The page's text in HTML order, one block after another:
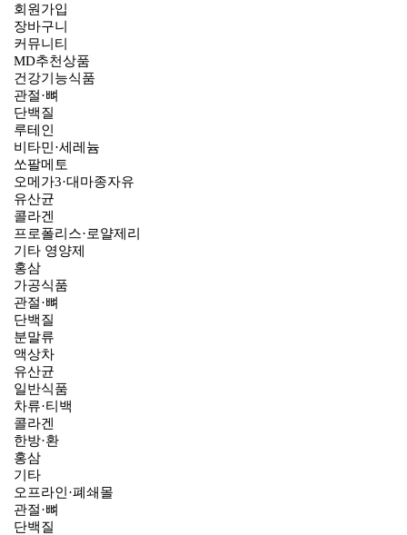
회원가입
장바구니
커뮤니티
MD추천상품
건강기능식품
관절·뼈
단백질
루테인
비타민·세레늄
쏘팔메토
오메가3·대마종자유
유산균
콜라겐
프로폴리스·로얄제리
기타 영양제
홍삼
가공식품
관절·뼈
단백질
분말류
액상차
유산균
일반식품
차류·티백
콜라겐
한방·환
홍삼
기타
오프라인·폐쇄몰
관절·뼈
단백질